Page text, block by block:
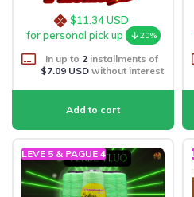
$11.34 USD
for personal pick up
20%
In up to 2 installments of
$7.09 USDwithout interest
LEVE 5 & PAGUE 4